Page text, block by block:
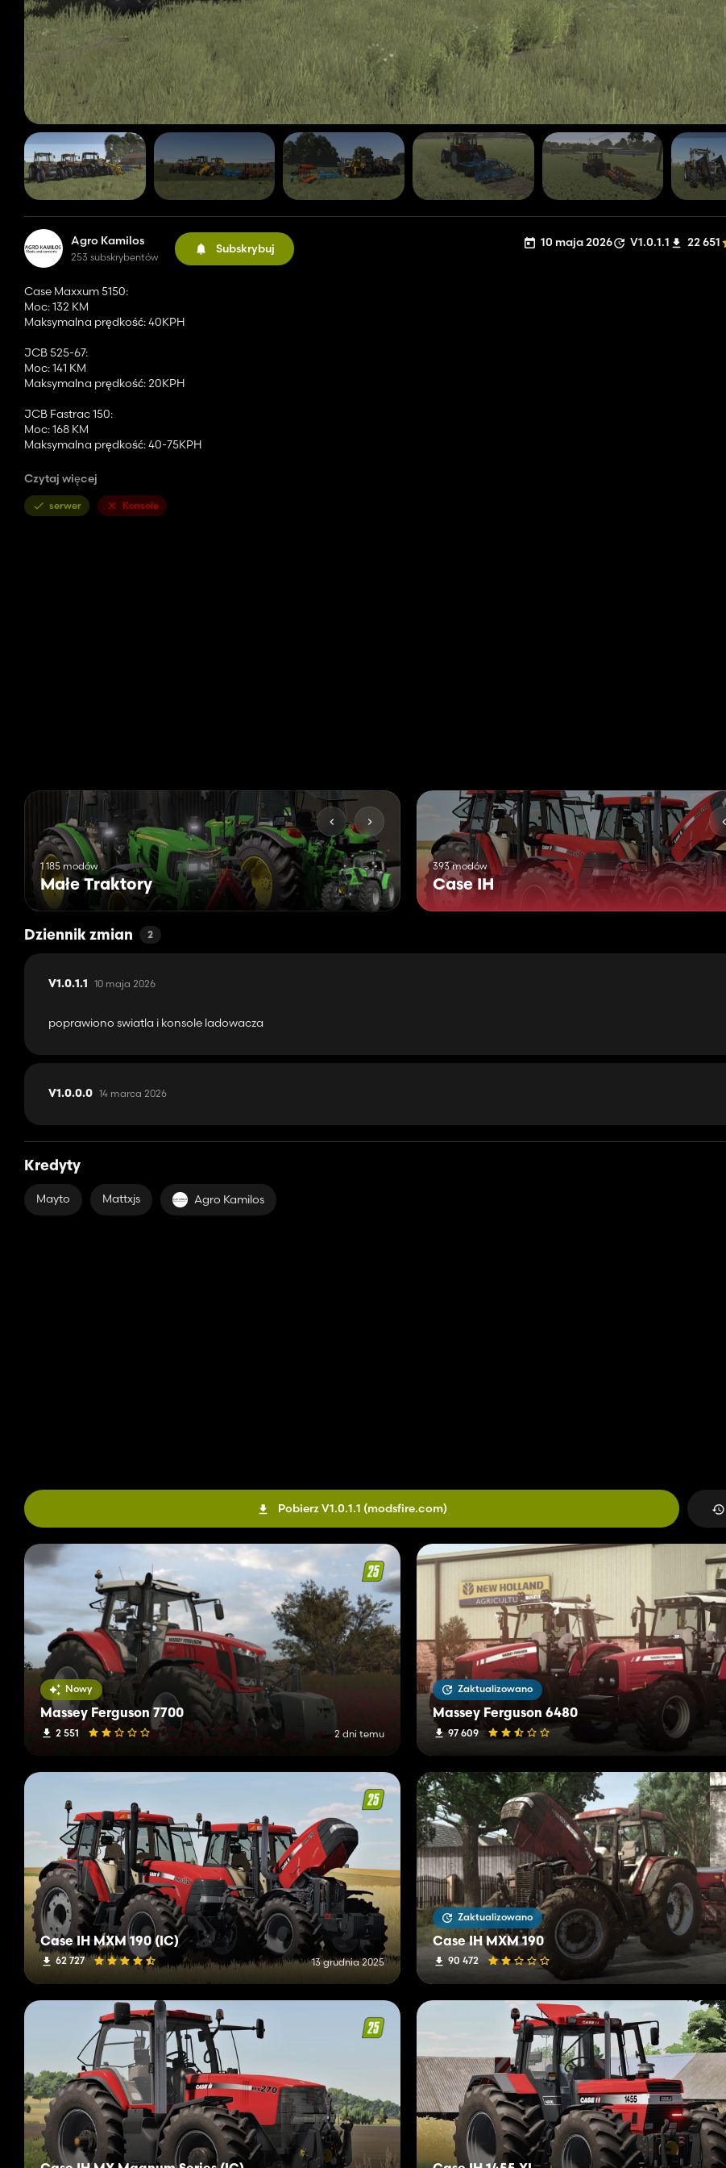
Agro Kamilos
253 subskrybentów
Subskrybuj 10 maja 2026 V1.0.1.1 22 651
Case Maxxum 5150:
Moc: 132 KM
Maksymalna prędkość: 40KPH
JCB 525-67:
Moc: 141 KM
Maksymalna prędkość: 20KPH
JCB Fastrac 150:
Moc: 168 KM
Maksymalna prędkość: 40-75KPH
Massey Ferguson 390T:
Maksymalna prędkość: 35KPH
Czytaj więcej
serwer Konsole
1 185 modów
Małe Traktory
393 modów
Case IH
Dziennik zmian 2
V1.0.1.1 10 maja 2026
poprawiono swiatla i konsole ladowacza
V1.0.0.0 14 marca 2026
Kredyty
Mayto Mattxjs Agro Kamilos
Pobierz V1.0.1.1 (modsfire.com)
Nowy
Massey Ferguson 7700
2 551 2 dni temu
Zaktualizowano
Massey Ferguson 6480
97 609
Case IH MXM 190 (IC)
62 727 13 grudnia 2025
Zaktualizowano
Case IH MXM 190
90 472